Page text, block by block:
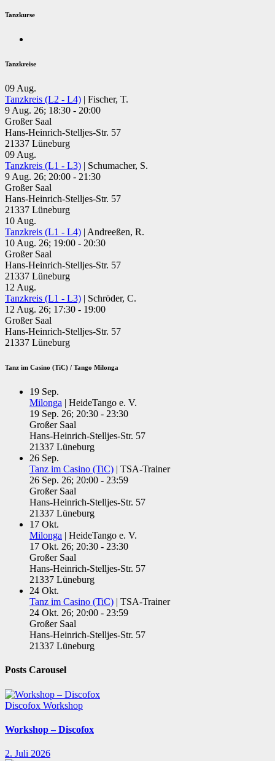
Tanzkurse
Tanzkreise
09 Aug.
Tanzkreis (L2 - L4) | Fischer, T.
9 Aug. 26; 18:30 - 20:00
Großer Saal
Hans-Heinrich-Stelljes-Str. 57
21337 Lüneburg
09 Aug.
Tanzkreis (L1 - L3) | Schumacher, S.
9 Aug. 26; 20:00 - 21:30
Großer Saal
Hans-Heinrich-Stelljes-Str. 57
21337 Lüneburg
10 Aug.
Tanzkreis (L1 - L4) | Andreeßen, R.
10 Aug. 26; 19:00 - 20:30
Großer Saal
Hans-Heinrich-Stelljes-Str. 57
21337 Lüneburg
12 Aug.
Tanzkreis (L1 - L3) | Schröder, C.
12 Aug. 26; 17:30 - 19:00
Großer Saal
Hans-Heinrich-Stelljes-Str. 57
21337 Lüneburg
Tanz im Casino (TiC) / Tango Milonga
19 Sep.
Milonga | HeideTango e. V.
19 Sep. 26; 20:30 - 23:30
Großer Saal
Hans-Heinrich-Stelljes-Str. 57
21337 Lüneburg
26 Sep.
Tanz im Casino (TiC) | TSA-Trainer
26 Sep. 26; 20:00 - 23:59
Großer Saal
Hans-Heinrich-Stelljes-Str. 57
21337 Lüneburg
17 Okt.
Milonga | HeideTango e. V.
17 Okt. 26; 20:30 - 23:30
Großer Saal
Hans-Heinrich-Stelljes-Str. 57
21337 Lüneburg
24 Okt.
Tanz im Casino (TiC) | TSA-Trainer
24 Okt. 26; 20:00 - 23:59
Großer Saal
Hans-Heinrich-Stelljes-Str. 57
21337 Lüneburg
Posts Carousel
Discofox Workshop
Workshop – Discofox
2. Juli 2026